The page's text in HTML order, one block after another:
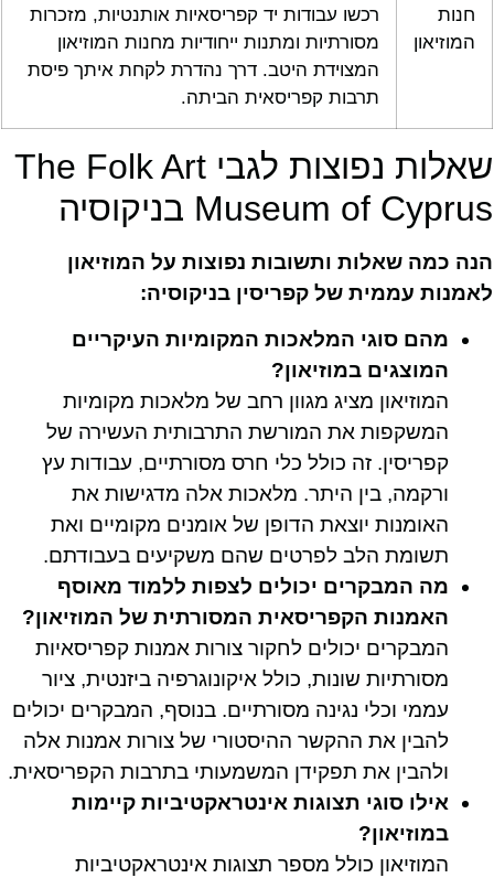
חנות
המוזיאון
רכשו עבודות יד קפריסאיות אותנטיות, מזכרות
מסורתיות ומתנות ייחודיות מחנות המוזיאון
המצוידת היטב. דרך נהדרת לקחת איתך פיסת
תרבות קפריסאית הביתה.
שאלות נפוצות לגבי The Folk Art
Museum of Cyprus בניקוסיה
הנה כמה שאלות ותשובות נפוצות על המוזיאון
לאמנות עממית של קפריסין בניקוסיה:
מהם סוגי המלאכות המקומיות העיקריים
המוצגים במוזיאון?
המוזיאון מציג מגוון רחב של מלאכות מקומיות
המשקפות את המורשת התרבותית העשירה של
קפריסין. זה כולל כלי חרס מסורתיים, עבודות עץ
ורקמה, בין היתר. מלאכות אלה מדגישות את
האומנות יוצאת הדופן של אומנים מקומיים ואת
תשומת הלב לפרטים שהם משקיעים בעבודתם.
מה המבקרים יכולים לצפות ללמוד מאוסף
האמנות הקפריסאית המסורתית של המוזיאון?
המבקרים יכולים לחקור צורות אמנות קפריסאיות
מסורתיות שונות, כולל איקונוגרפיה ביזנטית, ציור
עממי וכלי נגינה מסורתיים. בנוסף, המבקרים יכולים
להבין את ההקשר ההיסטורי של צורות אמנות אלה
ולהבין את תפקידן המשמעותי בתרבות הקפריסאית.
אילו סוגי תצוגות אינטראקטיביות קיימות
במוזיאון?
המוזיאון כולל מספר תצוגות אינטראקטיביות